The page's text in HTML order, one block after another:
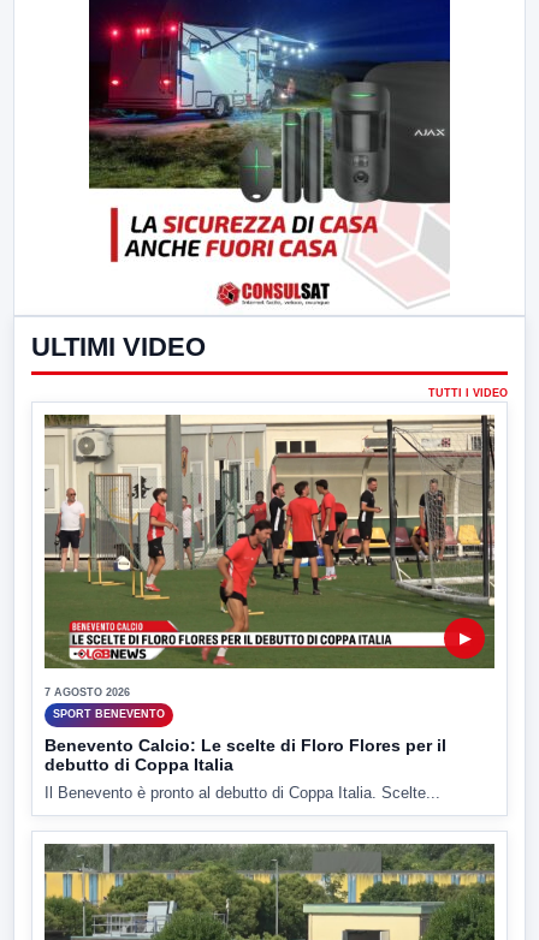
ULTIMI VIDEO
TUTTI I VIDEO
▶
7 AGOSTO 2026
SPORT BENEVENTO
Benevento Calcio: Le scelte di Floro Flores per il
debutto di Coppa Italia
Il Benevento è pronto al debutto di Coppa Italia. Scelte...